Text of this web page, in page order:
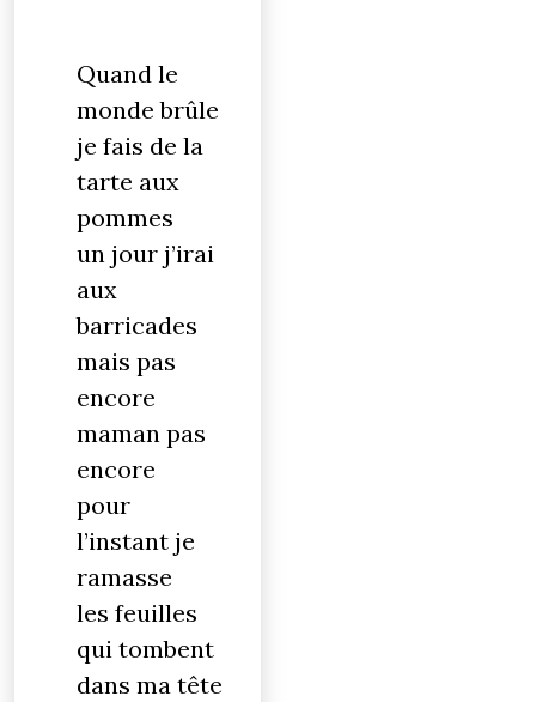
Quand le
monde brûle
je fais de la
tarte aux
pommes
un jour j’irai
aux
barricades
mais pas
encore
maman pas
encore
pour
l’instant je
ramasse
les feuilles
qui tombent
dans ma tête